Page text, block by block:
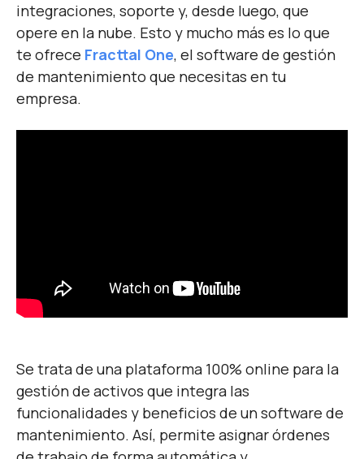
integraciones, soporte y, desde luego, que
opere en la nube. Esto y mucho más es lo que
te ofrece Fracttal One, el software de gestión
de mantenimiento que necesitas en tu
empresa.
Se trata de una plataforma 100% online para la
gestión de activos que integra las
funcionalidades y beneficios de un software de
mantenimiento. Así, permite asignar órdenes